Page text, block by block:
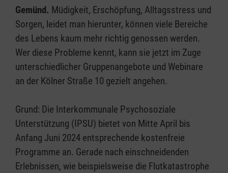
Gemünd. Müdigkeit, Erschöpfung, Alltagsstress und
Sorgen, leidet man hierunter, können viele Bereiche
des Lebens kaum mehr richtig genossen werden.
Wer diese Probleme kennt, kann sie jetzt im Zuge
unterschiedlicher Gruppenangebote und Webinare
an der Kölner Straße 10 gezielt angehen.
Grund: Die Interkommunale Psychosoziale
Unterstützung (IPSU) bietet von Mitte April bis
Anfang Juni 2024 entsprechende kostenfreie
Programme an. Gerade nach einschneidenden
Erlebnissen, wie beispielsweise die Flutkatastrophe